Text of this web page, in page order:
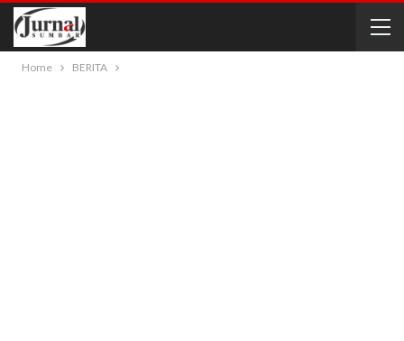
Home BERITA